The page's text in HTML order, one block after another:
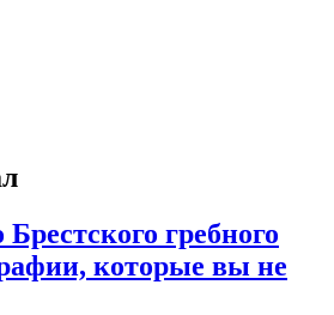
гребного
которые вы не